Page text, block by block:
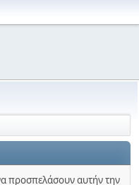
προσπελάσουν αυτήν την